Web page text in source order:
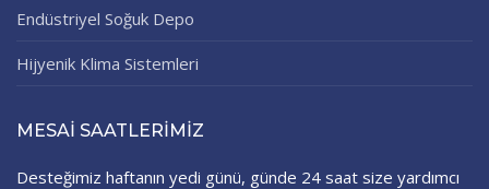
Endüstriyel Soğuk Depo
Hijyenik Klima Sistemleri
MESAI SAATLERIMIZ
Desteğimiz haftanın yedi günü, günde 24 saat size yardımcı